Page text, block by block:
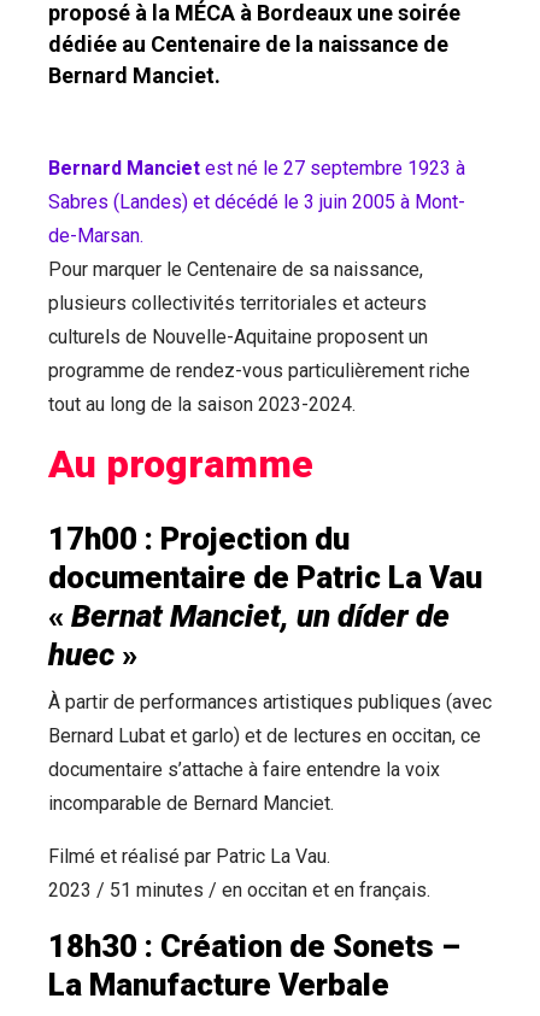
proposé à la MÉCA à Bordeaux une soirée
dédiée au Centenaire de la naissance de
Bernard Manciet.
Bernard Manciet est né le 27 septembre 1923 à
Sabres (Landes) et décédé le 3 juin 2005 à Mont-
de-Marsan.
Pour marquer le Centenaire de sa naissance,
plusieurs collectivités territoriales et acteurs
culturels de Nouvelle-Aquitaine proposent un
programme de rendez-vous particulièrement riche
tout au long de la saison 2023-2024.
Au programme
17h00 : Projection du
documentaire de Patric La Vau
« Bernat Manciet, un díder de
huec »
À partir de performances artistiques publiques (avec
Bernard Lubat et garlo) et de lectures en occitan, ce
documentaire s’attache à faire entendre la voix
incomparable de Bernard Manciet.
Filmé et réalisé par Patric La Vau.
2023 / 51 minutes / en occitan et en français.
18h30 : Création de Sonets –
La Manufacture Verbale